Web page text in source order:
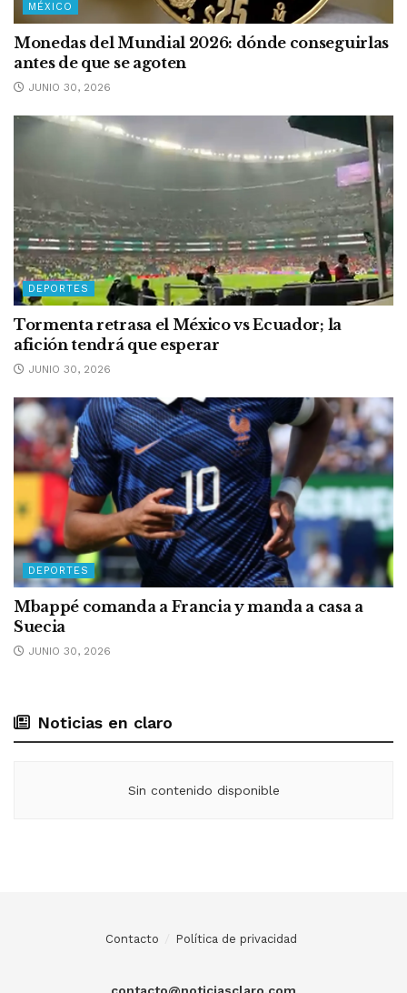
MÉXICO
Monedas del Mundial 2026: dónde conseguirlas
antes de que se agoten
JUNIO 30, 2026
DEPORTES
Tormenta retrasa el México vs Ecuador; la
afición tendrá que esperar
JUNIO 30, 2026
DEPORTES
Mbappé comanda a Francia y manda a casa a
Suecia
JUNIO 30, 2026
Noticias en claro
Sin contenido disponible
Contacto Política de privacidad